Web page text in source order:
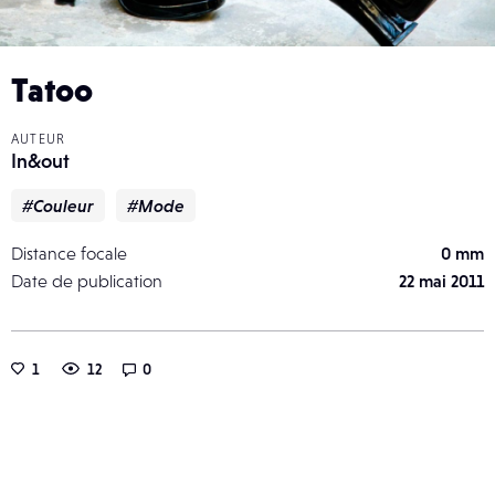
Tatoo
AUTEUR
In&out
#Couleur #Mode
Distance focale
0 mm
Date de publication
22 mai 2011
1 12 0